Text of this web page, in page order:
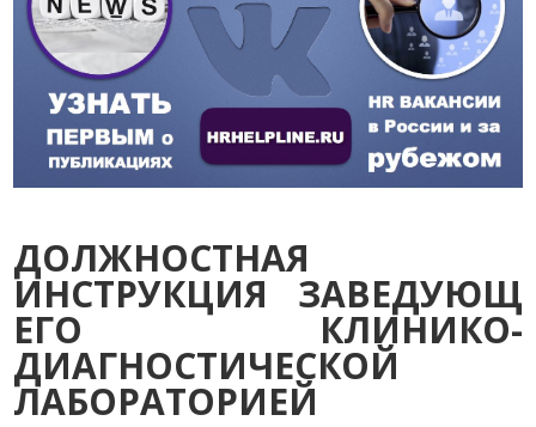
ДОЛЖНОСТНАЯ
ИНСТРУКЦИЯ ЗАВЕДУЮЩ
ЕГО КЛИНИКО-
ДИАГНОСТИЧЕСКОЙ
ЛАБОРАТОРИЕЙ